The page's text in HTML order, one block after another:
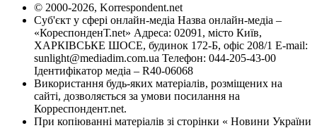
© 2000-2026, Korrespondent.net
Суб'єкт у сфері онлайн-медіа Назва онлайн-медіа –
«КореспонденТ.net» Адреса: 02091, місто Київ,
ХАРКІВСЬКЕ ШОСЕ, будинок 172-Б, офіс 208/1 E-mail:
sunlight@mediadim.com.ua Телефон: 044-205-43-00
Ідентифікатор медіа – R40-06068
Використання будь-яких матеріалів, розміщених на
сайті, дозволяється за умови посилання на
Корреспондент.net.
При копіюванні матеріалів зі сторінки « Новини України